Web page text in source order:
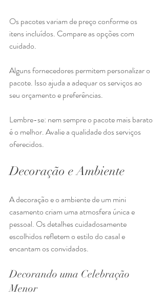
Os pacotes variam de preço conforme os
itens incluídos. Compare as opções com
cuidado.
Alguns fornecedores permitem personalizar o
pacote. Isso ajuda a adequar os serviços ao
seu orçamento e preferências.
Lembre-se: nem sempre o pacote mais barato
é o melhor. Avalie a qualidade dos serviços
oferecidos.
Decoração e Ambiente
A decoração e o ambiente de um mini
casamento criam uma atmosfera única e
pessoal. Os detalhes cuidadosamente
escolhidos refletem o estilo do casal e
encantam os convidados.
Decorando uma Celebração
Menor